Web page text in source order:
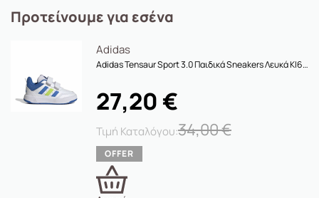
Προτείνουμε για εσένα
Adidas
Adidas Tensaur Sport 3.0 Παιδικά Sneakers Λευκά KI6508
34,00€
27,20 €